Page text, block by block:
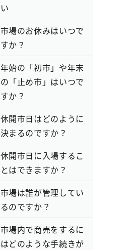
い
市場のお休みはいつで
すか？
年始の「初市」や年末
の「止め市」はいつで
すか？
休開市日はどのように
決まるのですか？
休開市日に入場するこ
とはできますか？
市場は誰が管理してい
るのですか？
市場内で商売をするに
はどのような手続きが